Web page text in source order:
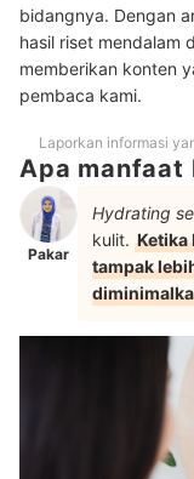
Baca juga
bidangnya. Dengan
hasil riset mendalam
memberikan konten
pembaca kami.
Laporkan informasi
Apa manfaat
Pakar
Hydrating
kulit. Ketika
tampak